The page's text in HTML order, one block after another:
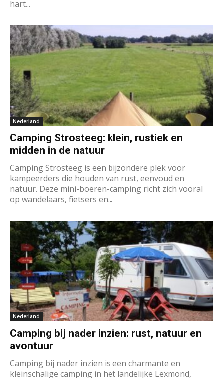
hart...
Nederland
Camping Strosteeg: klein, rustiek en
midden in de natuur
Camping Strosteeg is een bijzondere plek voor
kampeerders die houden van rust, eenvoud en
natuur. Deze mini-boeren-camping richt zich vooral
op wandelaars, fietsers en...
Nederland
Camping bij nader inzien: rust, natuur en
avontuur
Camping bij nader inzien is een charmante en
kleinschalige camping in het landelijke Lexmond,